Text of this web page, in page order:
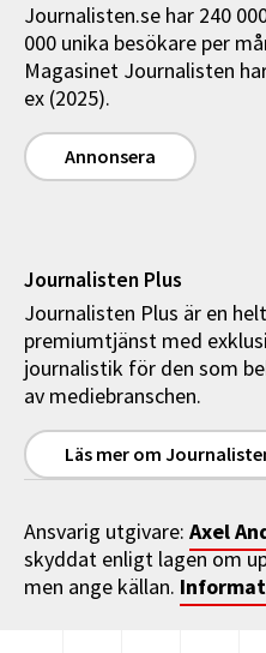
Journalisten.se har 240
000 unika besökare per
Magasinet Journalisten
ex (2025).
Annonsera
Journalisten Plus
Journalisten Plus är en
premiumtjänst med
journalistik för den som
av mediebranschen.
Läs mer om
Ansvarig utgivare: Axel
skyddat enligt lagen om
men ange källan.